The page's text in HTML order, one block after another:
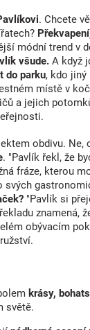
. Chcete
módní trend v
všude. A když
do parku, kdo jiný
místě v
a jejich
obdivu. Ne,
. "Pavlík řekl, že
fráze, kterou
svých
"Pavlík si
znamená,
obývacím
krásy,
světě.